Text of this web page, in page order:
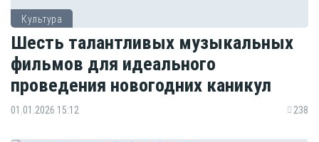
Культура
Шесть талантливых музыкальных
фильмов для идеального
проведения новогодних каникул
01.01.2026 15:12 238